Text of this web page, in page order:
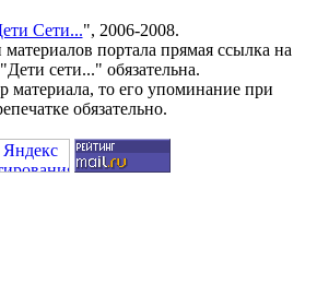
Сети...", 2006-2008.
портала прямая ссылка на
сети..." обязательна.
материала, то его упоминание при
обязательно.